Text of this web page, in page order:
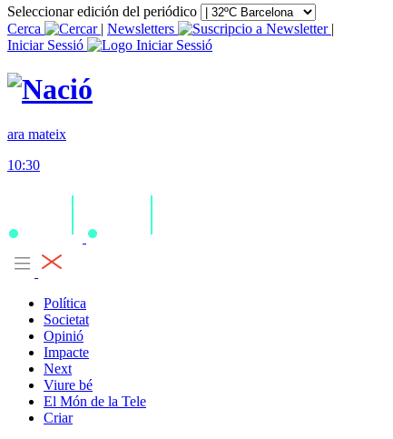
Seleccionar edición del periódico
Cerca
| Newsletters
|
Iniciar Sessió
ara mateix
10:30
Política
Societat
Opinió
Impacte
Next
Viure bé
El Món de la Tele
Criar